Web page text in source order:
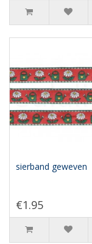
sierband geweven
€1.95